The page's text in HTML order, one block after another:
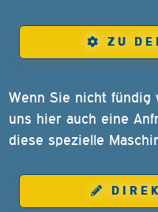
ZU
Wenn Sie nicht fündig
uns hier auch eine
diese spezielle